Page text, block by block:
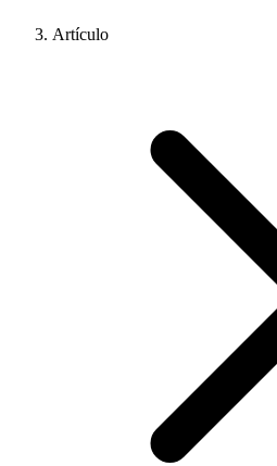
Artículo